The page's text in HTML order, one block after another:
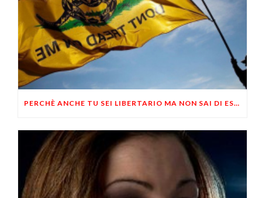
PERCHÈ ANCHE TU SEI LIBERTARIO MA NON SAI DI ESSERLO